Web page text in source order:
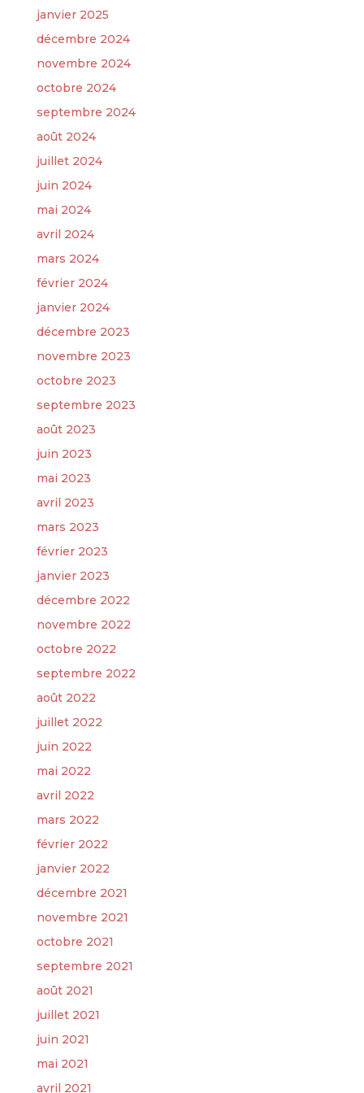
janvier 2025
décembre 2024
novembre 2024
octobre 2024
septembre 2024
août 2024
juillet 2024
juin 2024
mai 2024
avril 2024
mars 2024
février 2024
janvier 2024
décembre 2023
novembre 2023
octobre 2023
septembre 2023
août 2023
juin 2023
mai 2023
avril 2023
mars 2023
février 2023
janvier 2023
décembre 2022
novembre 2022
octobre 2022
septembre 2022
août 2022
juillet 2022
juin 2022
mai 2022
avril 2022
mars 2022
février 2022
janvier 2022
décembre 2021
novembre 2021
octobre 2021
septembre 2021
août 2021
juillet 2021
juin 2021
mai 2021
avril 2021